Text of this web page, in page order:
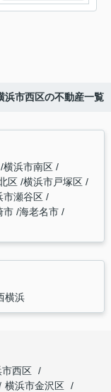
浜市西区の不動産一覧
横浜市南区
区 横浜市戸塚区
市瀬谷区
市 海老名市
横浜
市西区
横浜市金沢区